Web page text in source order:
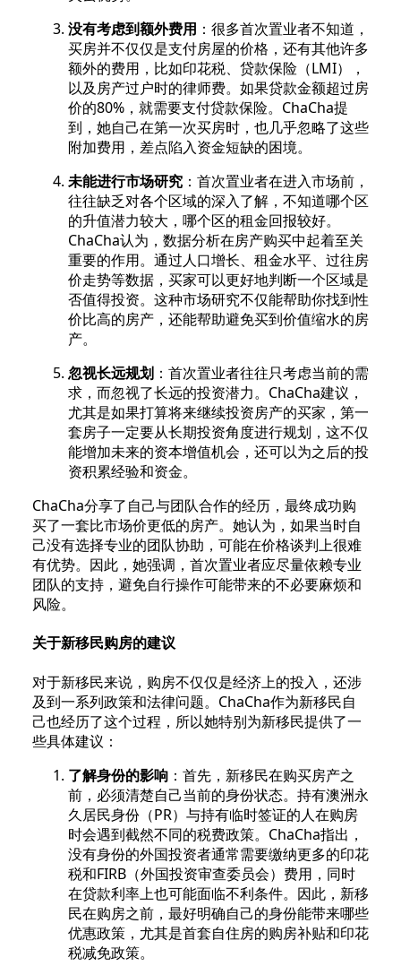
没有考虑到额外费用 ：很多首次置业者不知道，
买房并不仅仅是支付房屋的价格，还有其他许多
额外的费用，比如印花税、贷款保险（LMI），
以及房产过户时的律师费。如果贷款金额超过房
价的80%，就需要支付贷款保险。ChaCha提
到，她自己在第一次买房时，也几乎忽略了这些
附加费用，差点陷入资金短缺的困境。
未能进行市场研究 ：首次置业者在进入市场前，
往往缺乏对各个区域的深入了解，不知道哪个区
的升值潜力较大，哪个区的租金回报较好。
ChaCha认为，数据分析在房产购买中起着至关
重要的作用。通过人口增长、租金水平、过往房
价走势等数据，买家可以更好地判断一个区域是
否值得投资。这种市场研究不仅能帮助你找到性
价比高的房产，还能帮助避免买到价值缩水的房
产。
忽视长远规划 ：首次置业者往往只考虑当前的需
求，而忽视了长远的投资潜力。ChaCha建议，
尤其是如果打算将来继续投资房产的买家，第一
套房子一定要从长期投资角度进行规划，这不仅
能增加未来的资本增值机会，还可以为之后的投
资积累经验和资金。
ChaCha分享了自己与团队合作的经历，最终成功购
买了一套比市场价更低的房产。她认为，如果当时自
己没有选择专业的团队协助，可能在价格谈判上很难
有优势。因此，她强调，首次置业者应尽量依赖专业
团队的支持，避免自行操作可能带来的不必要麻烦和
风险。
关于新移民购房的建议
对于新移民来说，购房不仅仅是经济上的投入，还涉
及到一系列政策和法律问题。ChaCha作为新移民自
己也经历了这个过程，所以她特别为新移民提供了一
些具体建议：
了解身份的影响 ：首先，新移民在购买房产之
前，必须清楚自己当前的身份状态。持有澳洲永
久居民身份（PR）与持有临时签证的人在购房
时会遇到截然不同的税费政策。ChaCha指出，
没有身份的外国投资者通常需要缴纳更多的印花
税和FIRB（外国投资审查委员会）费用，同时
在贷款利率上也可能面临不利条件。因此，新移
民在购房之前，最好明确自己的身份能带来哪些
优惠政策，尤其是首套自住房的购房补贴和印花
税减免政策。